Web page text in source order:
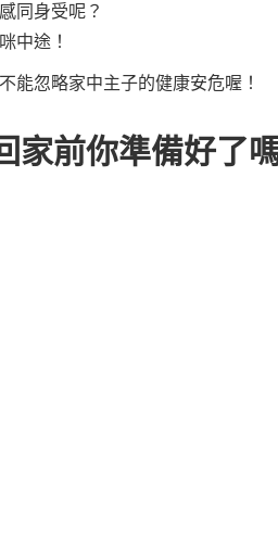
同身受呢？
中途！
能忽略家中主子的健康安危喔！
家前你準備好了